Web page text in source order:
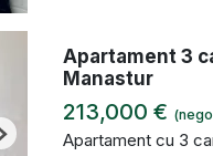
Next
Apartament 3
Manastur
213,000 €
Apartament cu 3